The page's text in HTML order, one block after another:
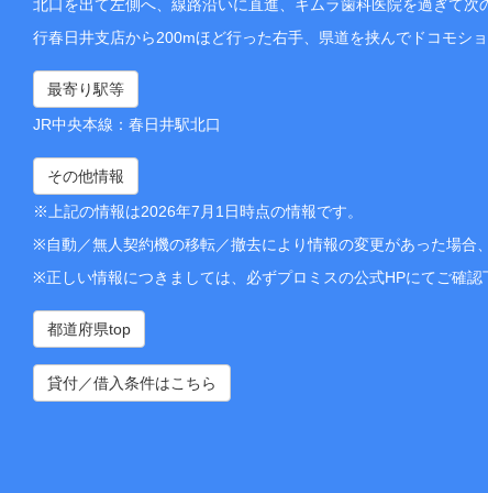
北口を出て左側へ、線路沿いに直進、キムラ歯科医院を過ぎて
行春日井支店から200mほど行った右手、県道を挟んでドコモシ
最寄り駅等
JR中央本線：春日井駅北口
その他情報
※上記の情報は2026年7月1日時点の情報です。
※自動／無人契約機の移転／撤去により情報の変更があった場合
※正しい情報につきましては、必ずプロミスの公式HPにてご確認
都道府県top
貸付／借入条件はこちら